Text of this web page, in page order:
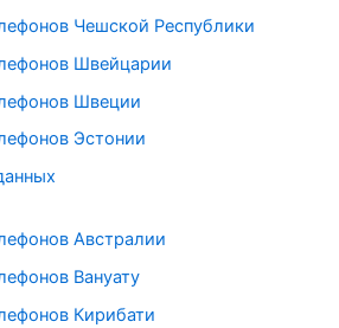
Чешской Республики
Швейцарии
Швеции
Эстонии
Австралии
Вануату
Кирибати